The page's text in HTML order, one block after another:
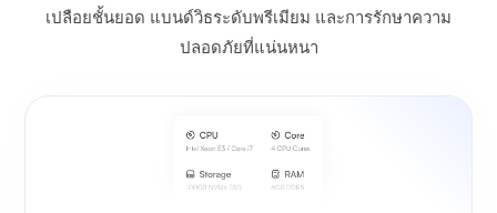
เปลือยชั้นยอด แบนด์วิธระดับพรีเมียม และการรักษาความ
ปลอดภัยที่แน่นหนา